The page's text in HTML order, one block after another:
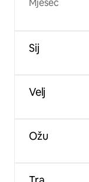
Mjesec
Sij
Velj
Ožu